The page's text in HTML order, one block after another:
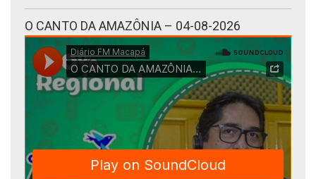
O CANTO DA AMAZÔNIA – 04-08-2026